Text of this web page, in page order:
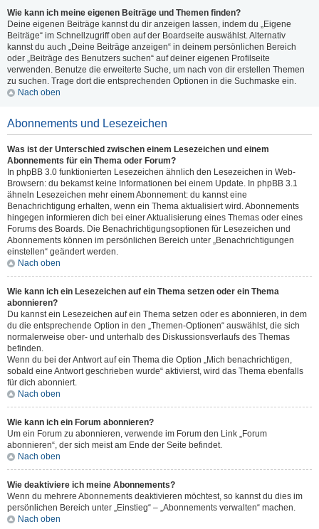
Wie kann ich meine eigenen Beiträge und Themen finden?
Deine eigenen Beiträge kannst du dir anzeigen lassen, indem du „Eigene
Beiträge“ im Schnellzugriff oben auf der Boardseite auswählst. Alternativ
kannst du auch „Deine Beiträge anzeigen“ in deinem persönlichen Bereich
oder „Beiträge des Benutzers suchen“ auf deiner eigenen Profilseite
verwenden. Benutze die erweiterte Suche, um nach von dir erstellen Themen
zu suchen. Trage dort die entsprechenden Optionen in die Suchmaske ein.
Nach oben
Abonnements und Lesezeichen
Was ist der Unterschied zwischen einem Lesezeichen und einem
Abonnements für ein Thema oder Forum?
In phpBB 3.0 funktionierten Lesezeichen ähnlich den Lesezeichen in Web-
Browsern: du bekamst keine Informationen bei einem Update. In phpBB 3.1
ähneln Lesezeichen mehr einem Abonnement: du kannst eine
Benachrichtigung erhalten, wenn ein Thema aktualisiert wird. Abonnements
hingegen informieren dich bei einer Aktualisierung eines Themas oder eines
Forums des Boards. Die Benachrichtigungsoptionen für Lesezeichen und
Abonnements können im persönlichen Bereich unter „Benachrichtigungen
einstellen“ geändert werden.
Nach oben
Wie kann ich ein Lesezeichen auf ein Thema setzen oder ein Thema
abonnieren?
Du kannst ein Lesezeichen auf ein Thema setzen oder es abonnieren, in dem
du die entsprechende Option in den „Themen-Optionen“ auswählst, die sich
normalerweise ober- und unterhalb des Diskussionsverlaufs des Themas
befinden.
Wenn du bei der Antwort auf ein Thema die Option „Mich benachrichtigen,
sobald eine Antwort geschrieben wurde“ aktivierst, wird das Thema ebenfalls
für dich abonniert.
Nach oben
Wie kann ich ein Forum abonnieren?
Um ein Forum zu abonnieren, verwende im Forum den Link „Forum
abonnieren“, der sich meist am Ende der Seite befindet.
Nach oben
Wie deaktiviere ich meine Abonnements?
Wenn du mehrere Abonnements deaktivieren möchtest, so kannst du dies im
persönlichen Bereich unter „Einstieg“ – „Abonnements verwalten“ machen.
Nach oben